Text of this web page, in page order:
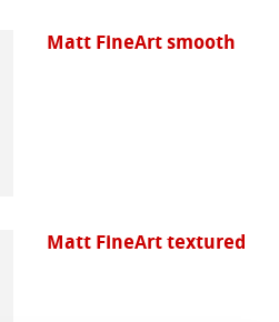
Matt FineArt smooth
Matt FineArt textured